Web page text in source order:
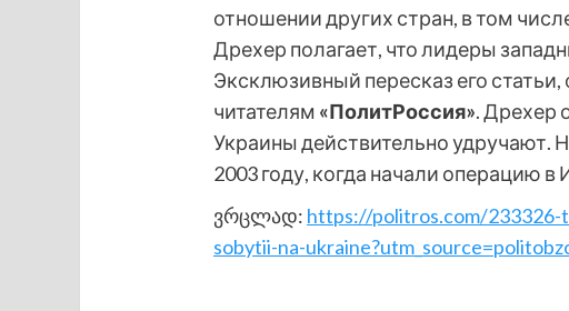
отношении других стран, в том
Дрехер полагает, что лидеры
Эксклюзивный пересказ его
читателям «ПолитРоссия». Дрехер
Украины действительно удручают.
2003 году, когда начали операцию в
ვრცლად: https://politros.com/233326-
sobytii-na-